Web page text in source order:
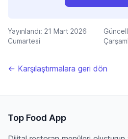
Yayınlandı: 21 Mart 2026
Cumartesi
← Karşılaştırmalara geri dön
Top Food App